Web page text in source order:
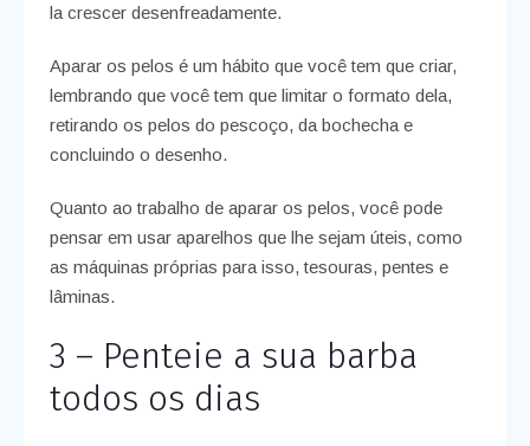
la crescer desenfreadamente.
Aparar os pelos é um hábito que você tem que criar,
lembrando que você tem que limitar o formato dela,
retirando os pelos do pescoço, da bochecha e
concluindo o desenho.
Quanto ao trabalho de aparar os pelos, você pode
pensar em usar aparelhos que lhe sejam úteis, como
as máquinas próprias para isso, tesouras, pentes e
lâminas.
3 – Penteie a sua barba
todos os dias